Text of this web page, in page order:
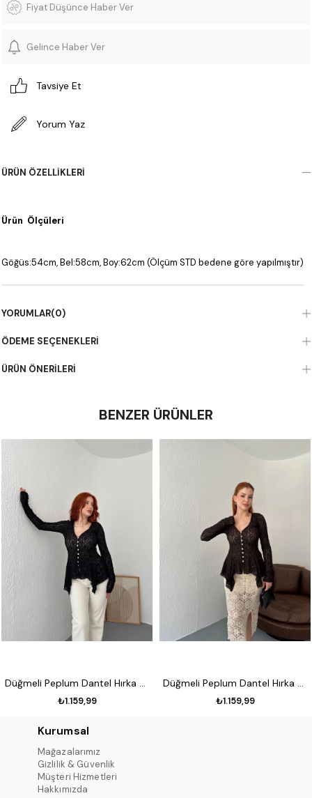
Fiyat Düşünce Haber Ver
Gelince Haber Ver
Tavsiye Et
Yorum Yaz
ÜRÜN ÖZELLIKLERI
Ürün Ölçüleri
Göğüs:54cm, Bel:58cm, Boy:62cm (Ölçüm STD bedene göre yapılmıştır)
YORUMLAR(0)
ÖDEME SEÇENEKLERI
ÜRÜN ÖNERILERI
BENZER ÜRÜNLER
Düğmeli Peplum Dantel Hırka Siyah
₺1.159,99
Düğmeli Peplum Dantel Hırka Koyu kahve
₺1.159,99
Kurumsal
Mağazalarımız
Gizlilik & Güvenlik
Müşteri Hizmetleri
Hakkımızda